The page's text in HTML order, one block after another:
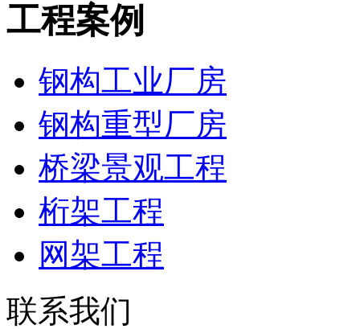
工程案例
钢构工业厂房
钢构重型厂房
桥梁景观工程
桁架工程
网架工程
联系我们